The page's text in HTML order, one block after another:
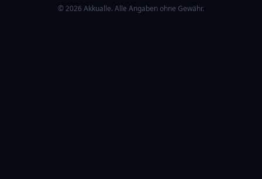
© 2026 Akkualle. Alle Angaben ohne Gewähr.